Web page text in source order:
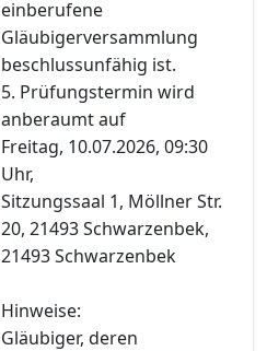
einberufene
Gläubigerversammlung
beschlussunfähig ist.
5. Prüfungstermin wird
anberaumt auf
Freitag, 10.07.2026, 09:30
Uhr,
Sitzungssaal 1, Möllner Str.
20, 21493 Schwarzenbek,
21493 Schwarzenbek
Hinweise:
Gläubiger, deren